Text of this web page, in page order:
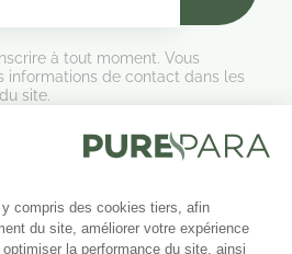
à tout moment. Vous
informations de contact dans les
site.
de rétractation
Société des Avis Garantis,cliquez ici